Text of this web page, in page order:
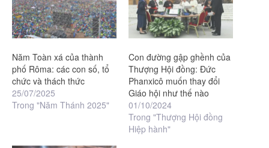
Năm Toàn xá của thành
phố Rôma: các con số, tổ
chức và thách thức
25/07/2025
Trong "Năm Thánh 2025"
Con đường gập ghềnh của
Thượng Hội đồng: Đức
Phanxicô muốn thay đổi
Giáo hội như thế nào
01/10/2024
Trong "Thượng Hội đồng
Hiệp hành"